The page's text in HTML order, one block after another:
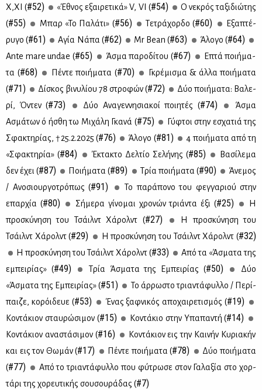
Χ,ΧΙ (#52) «Έθνος εξαι­ρε­τι­κά» V, VI (#54)
Ο νε­κρός τα­ξι­διώ­της
(#55) Μπαρ «Το Πα­λά­τι» (#56) Τε­τρά­χορ­δο (#60)
Εξα­πτέ­
ρυ­γο (#61) Αγία Νά­πα (#62) Mr Bean (#63) Άλο­γο (#64)
Ante mare undae (#65) Άσμα πα­ρο­δί­του (#67)
Επτά ποι­ή­μα­
τα (#68) Πέ­ντε ποι­ή­μα­τα (#70)
Γκρέ­μι­σμα & άλ­λα ποι­ή­μα­τα
(#71) Δί­σκος βι­νυ­λί­ου 78 στρο­φών (#72)
Δύο ποι­ή­μα­τα: Βα­λε­
ρί, Όντεν (#73) Δύο Ανα­γεν­νη­σια­κοί ποι­η­τές (#74)
Άσμα
Ασμά­των ό ήσθη τω Μι­χά­λη Γκα­νά (#75)
Γύ­φτοι στην εσχα­τιά της
Σφα­κτη­ρί­ας, †25.2.2025 (#76) Άλο­γο (#81)
4 ποι­ή­μα­τα από τη
«Σφα­κτη­ρία» (#84) Έκτα­κτο Δελ­τίο Σε­λή­νης (#85)
Βα­σί­λε­μα
δεν έχει (#87) Ποι­ή­μα­τα (#89) Τρία ποι­ή­μα­τα (#90)
Άνε­μος
/ Ανο­σιουρ­γο­τρό­πως (#91)
Το πα­ρά­πο­νο του φεγ­γα­ριού στην
επαρ­χία (#80) Σή­με­ρα γί­νο­μαι χρο­νών τριά­ντα έξι (#25)
Η
προ­σκύ­νη­ση του Τσάιλντ Χά­ρολντ (#27)
Η προ­σκύ­νη­ση του
Τσάιλντ Χά­ρολντ (#29) Η προ­σκύ­νη­ση του Τσάιλντ Χά­ρολντ (#32)
Η προ­σκύ­νη­ση του Τσάιλντ Χά­ρολντ (#33)
Aπό τα «Άσμα­τα της
εμπει­ρί­ας» (#49) Τρία Άσμα­τα της Εμπει­ρί­ας (#50)
Δύο
«Άσμα­τα της Εμπει­ρί­ας» (#51)
Το άρ­ρω­στο τρια­ντά­φυλ­λο / Πε­ρί­
παι­ζε, κο­ρόι­δευε (#53) Ένας ξαφ­νι­κός απο­χαι­ρε­τι­σμός (#19)
Κο­ντά­κιον σταυ­ρώ­σι­μον (#15) Κο­ντά­κιο στην Υπα­πα­ντή (#14)
Κο­ντά­κιον ανα­στά­σι­μον (#16)
Κο­ντά­κιον εις την Και­νήν Κυ­ρια­κήν
και εις τον Θω­μάν (#17) Πέ­ντε ποι­ή­μα­τα (#78)
Δύο ποι­ή­μα­τα
(#77)
Από το τρια­ντά­φυλ­λο που φύ­τρω­σε στον Γα­λα­ξία στο χορ­
τά­ρι της χο­ρευ­τι­κής σου­σου­ρά­δας (#7)